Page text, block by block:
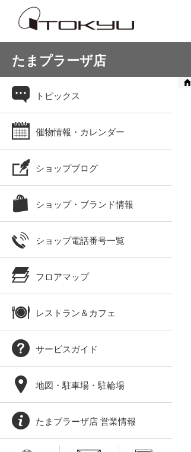
たまプラーザ店
トピックス
催物情報・カレンダー
ショップブログ
ショップ・ブランド情報
ショップ電話番号一覧
フロアマップ
レストラン＆カフェ
サービスガイド
地図・駐車場・駐輪場
たまプラーザ店 営業情報